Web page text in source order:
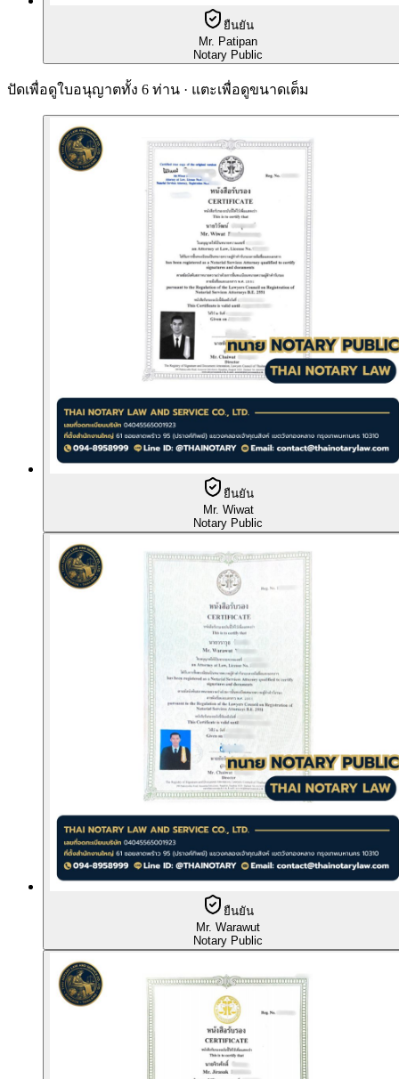
ยืนยัน
Mr. Patipan
Notary Public
ปัดเพื่อดูใบอนุญาตทั้ง 6 ท่าน · แตะเพื่อดูขนาดเต็ม
ยืนยัน
Mr. Wiwat
Notary Public
ยืนยัน
Mr. Warawut
Notary Public